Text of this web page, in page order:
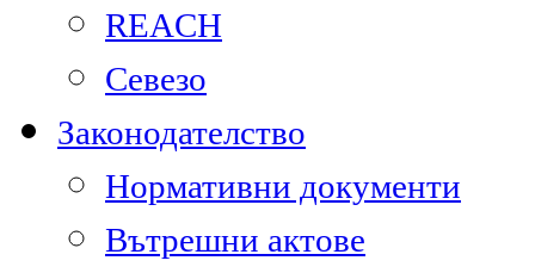
REACH
Севезо
Законодателство
Нормативни документи
Вътрешни актове